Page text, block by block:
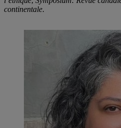
continentale.